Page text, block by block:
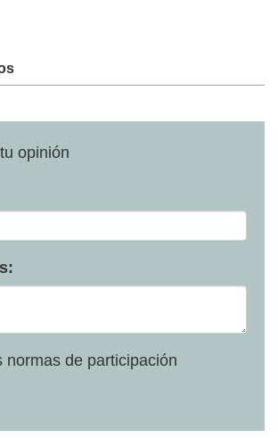
opinión
normas de participación